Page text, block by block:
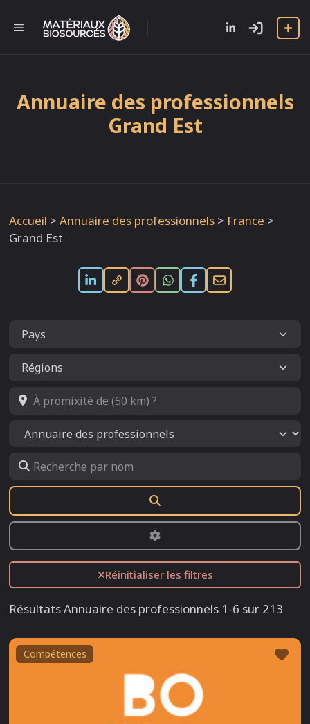
contenu
MENU
Annuaire des professionnels
Grand Est
Accueil > Annuaire des professionnels > France >
Grand Est
À promixité de (50 km) ?
Select search type
Recherche par nom
Advanced Filters
Réinitialiser les filtres
Résultats Annuaire des professionnels 1-6 sur 213
Compétences